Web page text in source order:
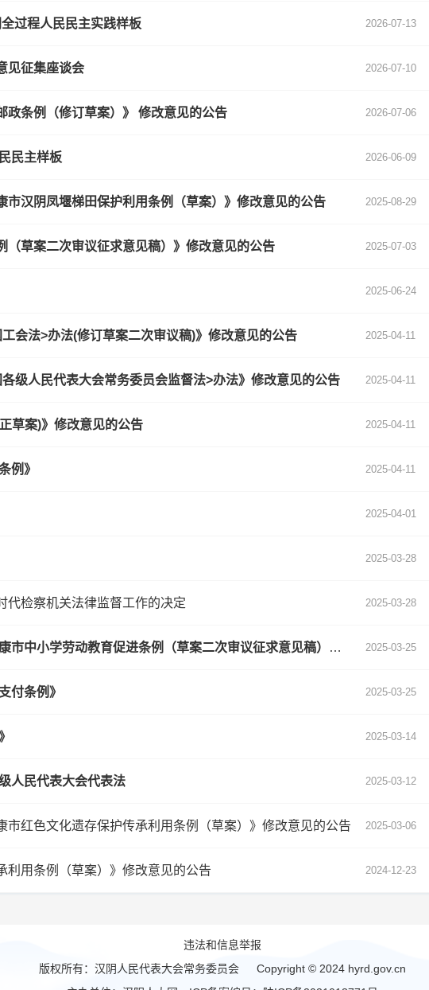
过程人民民主实践样板 2026-07-13
见征集座谈会 2026-07-10
政条例（修订草案）》 修改意见的公告 2026-07-06
民主样板 2026-06-09
市汉阴凤堰梯田保护利用条例（草案）》修改意见的公告 2025-08-29
（草案二次审议征求意见稿）》修改意见的公告 2025-07-03
2025-06-24
会法>办法(修订草案二次审议稿)》修改意见的公告 2025-04-11
级人民代表大会常务委员会监督法>办法》修改意见的公告 2025-04-11
草案)》修改意见的公告 2025-04-11
例》 2025-04-11
2025-04-01
2025-03-28
代检察机关法律监督工作的决定 2025-03-28
汉阴县人大常委会办公室 关于公开征求《安康市中小学劳动教育促进条例（草案二次审议征求意见稿）》修改意见的公告 2025-03-25
付条例》 2025-03-25
2025-03-14
人民代表大会代表法 2025-03-12
红色文化遗存保护传承利用条例（草案）》修改意见的公告 2025-03-06
利用条例（草案）》修改意见的公告 2024-12-23
违法和信息举报
版权所有：汉阴人民代表大会常务委员会 Copyright © 2024 hyrd.gov.cn